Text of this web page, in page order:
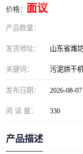
价格： 面议
产品数量：
发货地址： 山东省潍
关键词： 污泥烘干
发布日期： 2026-08-07
阅 读 量： 330
产品描述